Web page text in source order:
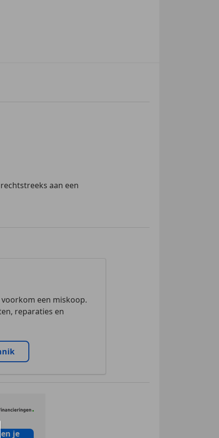
aan een
een miskoop.
reparaties en
je